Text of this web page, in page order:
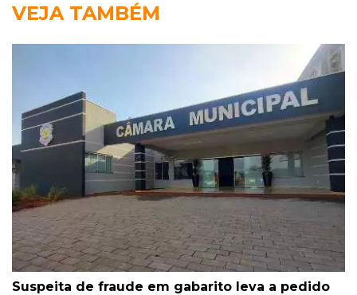
VEJA TAMBÉM
Suspeita de fraude em gabarito leva a pedido